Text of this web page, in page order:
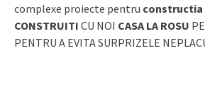
complexe proiecte pentru constructia
CONSTRUITI CU NOI CASA LA ROSU
PENTRU A EVITA SURPRIZELE